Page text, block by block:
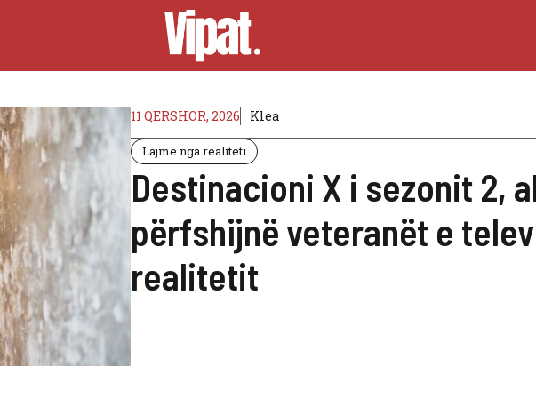
11 QERSHOR, 2026 Klea
Lajme nga realiteti
Destinacioni X i sezonit 2,
përfshijnë veteranët e
realitetit